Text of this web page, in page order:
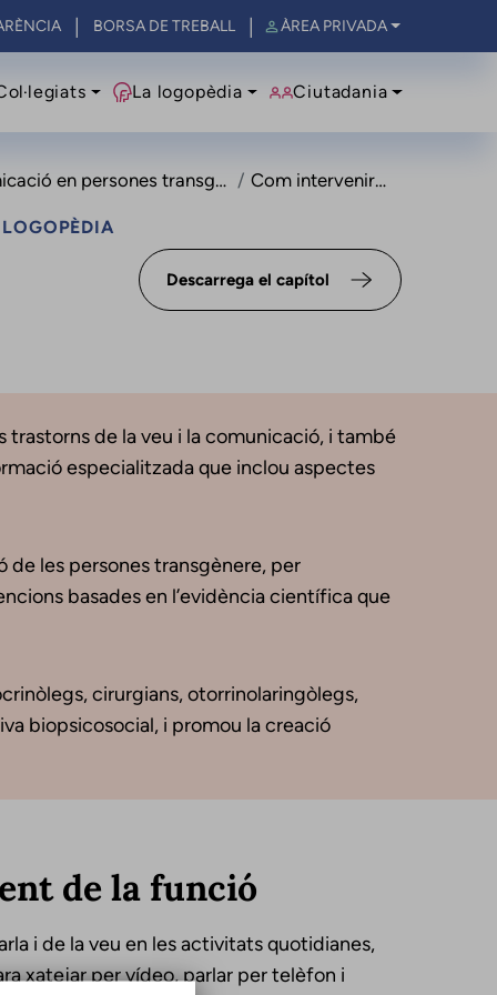
BORSA DE TREBALL ÀREA PRIVADA
La logopèdia Ciutadania
en persones transgènere Com intervenir-hi?
Descarrega el capítol
de la veu i la comunicació, i també
especialitzada que inclou aspectes
de les persones transgènere, per
basades en l’evidència científica que
cirurgians, otorrinolaringòlegs,
biopsicosocial, i promou la creació
de la funció
i de la veu en les activitats quotidianes,
xatejar per vídeo, parlar per telèfon i